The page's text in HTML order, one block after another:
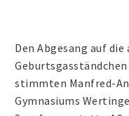
Den Abgesang auf
stimmten Manfred-
Gymnasiums